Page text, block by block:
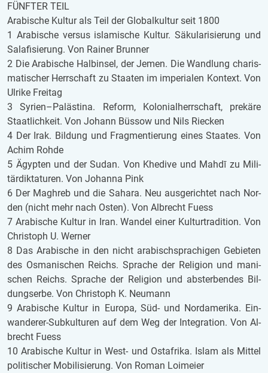
FÜNF­TER TEIL
Ara­bi­sche Kul­tur als Teil der Glo­bal­kul­tur seit 1800
1 Ara­bi­sche ver­sus is­la­mi­sche Kul­tur. Sä­ku­la­ri­sie­rung und
Sa­la­fi­sie­rung. Von Rai­ner Brun­ner
2 Die Ara­bi­sche Halb­in­sel, der Jemen. Die Wand­lung cha­ris­
ma­ti­scher Herr­schaft zu Staa­ten im im­pe­ri­a­len Kon­text. Von
Ul­ri­ke Frei­tag
3 Sy­ri­en–Pa­läs­ti­na. Re­form, Ko­lo­ni­al­herr­schaft, pre­kä­re
Staat­lich­keit. Von Jo­hann Büssow und Nils Riecken
4 Der Irak. Bil­dung und Frag­men­tie­rung eines Staa­tes. Von
Achim Rohde
5 Ägyp­ten und der Sudan. Von Khe­di­ve und Mahdī zu Mi­li­
tär­dik­ta­tu­ren. Von Jo­han­na Pink
6 Der Ma­ghreb und die Sa­ha­ra. Neu aus­ge­rich­tet nach Nor­
den (nicht mehr nach Osten). Von Al­brecht Fuess
7 Ara­bi­sche Kul­tur in Iran. Wan­del einer Kul­tur­tra­di­ti­on. Von
Chris­toph U. Wer­ner
8 Das Ara­bi­sche in den nicht ara­bisch­spra­chi­gen Ge­bie­ten
des Os­ma­ni­schen Reichs. Spra­che der Re­li­gi­on und ma­ni­
schen Reichs. Spra­che der Re­li­gi­on und ab­ster­ben­des Bil­
dungs­er­be. Von Chris­toph K. Neu­mann
9 Ara­bi­sche Kul­tur in Eu­ro­pa, Süd- und Nord­ame­ri­ka. Ein­
wan­de­rer-Sub­kul­tu­ren auf dem Weg der In­te­gra­ti­on. Von Al­
brecht Fuess
10 Ara­bi­sche Kul­tur in West- und Ost­afri­ka. Islam als Mit­tel
po­li­ti­scher Mo­bi­li­sie­rung. Von Roman Lo­imei­er